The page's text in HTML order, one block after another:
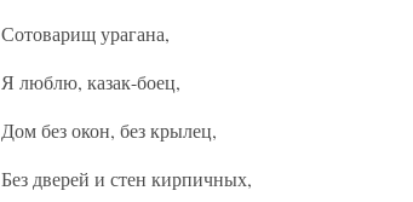
Сотоварищ урагана,
Я люблю, казак-боец,
Дом без окон, без крылец,
Без дверей и стен кирпичных,